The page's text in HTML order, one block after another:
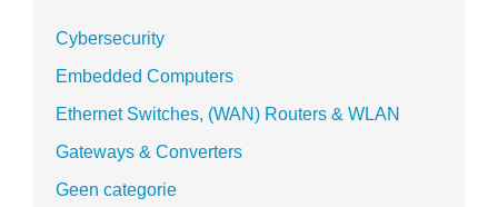
Cybersecurity
Embedded Computers
Ethernet Switches, (WAN) Routers & WLAN
Gateways & Converters
Geen categorie